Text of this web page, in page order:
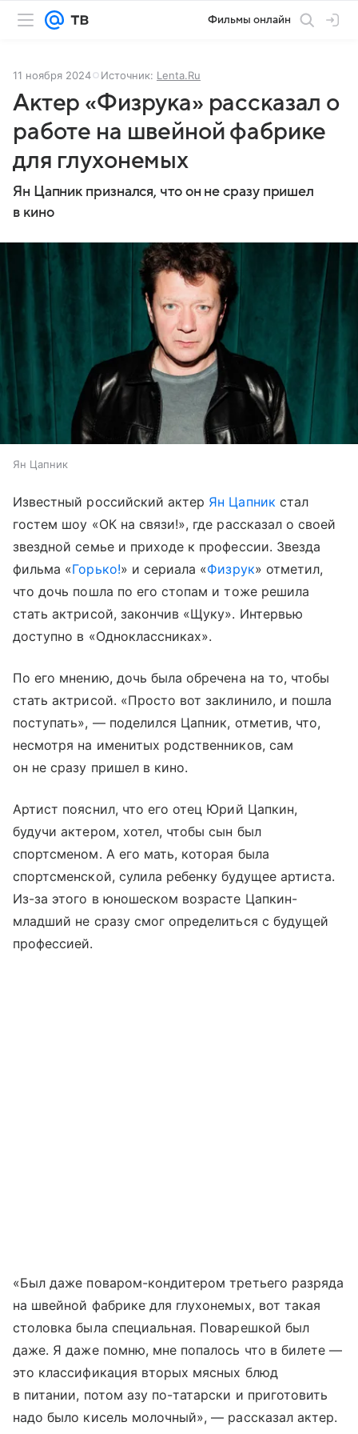
Фильмы онлайн
11 ноября 2024 Источник: Lenta.Ru
Актер «Физрука» рассказал о
работе на швейной фабрике
для глухонемых
Ян Цапник признался, что он не сразу пришел
в кино
Ян Цапник
Известный российский актер Ян Цапник стал
гостем шоу «ОК на связи!», где рассказал о своей
звездной семье и приходе к профессии. Звезда
фильма «Горько!» и сериала «Физрук» отметил,
что дочь пошла по его стопам и тоже решила
стать актрисой, закончив «Щуку». Интервью
доступно в «Одноклассниках».
По его мнению, дочь была обречена на то, чтобы
стать актрисой. «Просто вот заклинило, и пошла
поступать», — поделился Цапник, отметив, что,
несмотря на именитых родственников, сам
он не сразу пришел в кино.
Артист пояснил, что его отец Юрий Цапкин,
будучи актером, хотел, чтобы сын был
спортсменом. А его мать, которая была
спортсменской, сулила ребенку будущее артиста.
Из-за этого в юношеском возрасте Цапкин-
младший не сразу смог определиться с будущей
профессией.
«Был даже поваром-кондитером третьего разряда
на швейной фабрике для глухонемых, вот такая
столовка была специальная. Поварешкой был
даже. Я даже помню, мне попалось что в билете —
это классификация вторых мясных блюд
в питании, потом азу по-татарски и приготовить
надо было кисель молочный», — рассказал актер.